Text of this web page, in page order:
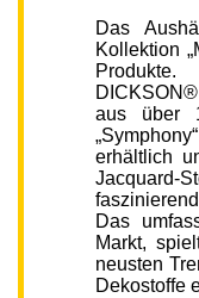
Das
Kollektion
aus über
erhältlich
Jacquard-
Das
Markt,
neusten
Dekostoffe